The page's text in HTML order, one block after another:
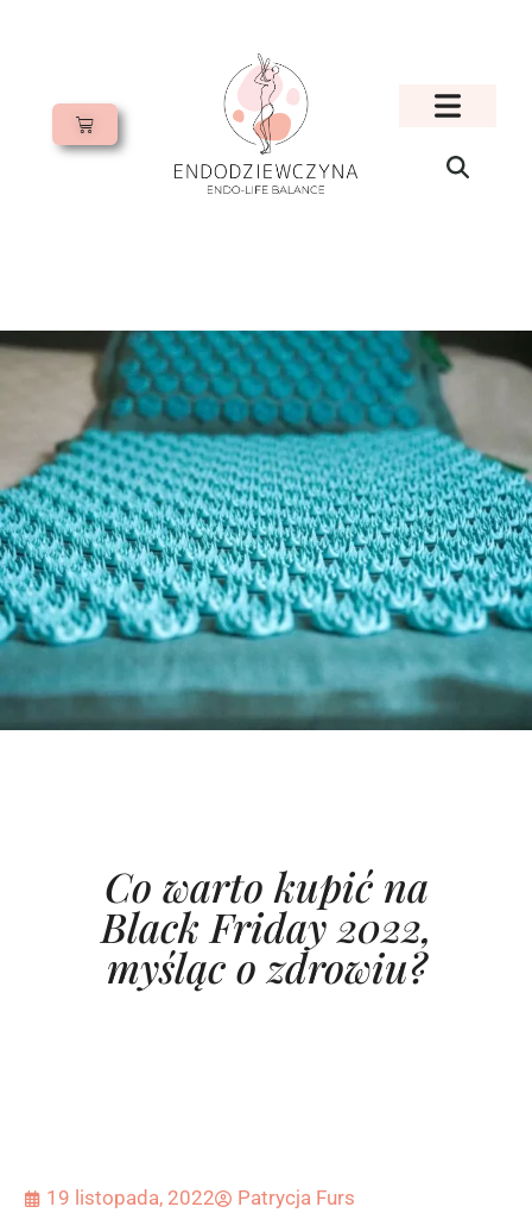
Co warto kupić na
Black Friday 2022,
myśląc o zdrowiu?
19 listopada, 2022 Patrycja Furs